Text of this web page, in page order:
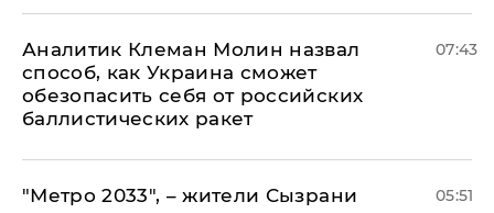
Аналитик Клеман Молин назвал
способ, как Украина сможет
обезопасить себя от российских
баллистических ракет
07:43
"Метро 2033", – жители Сызрани
05:51